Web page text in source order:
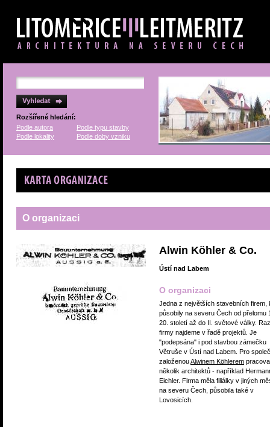
Rozšířené hledání:
Podle autora
Podle typu stavby
Podle lokality
Podle doby vzniku
Karta organizace
O organizaci
Alwin Köhler & Co.
Ústí nad Labem
O organizaci
Jedna z největších stavebních firem,
působily na severu Čech od přelomu
20. století až do II. světové války.
firmy najdeme v řadě projektů. Je
"podepsána" i pod stavbou zámečku
Větruše v Ústí nad Labem. Pro
založenouAlwinem Köhlerem
několik architektů - například
Eichler. Firma měla filiálky v jiných
na severu Čech, působila také v
Lovosicích.